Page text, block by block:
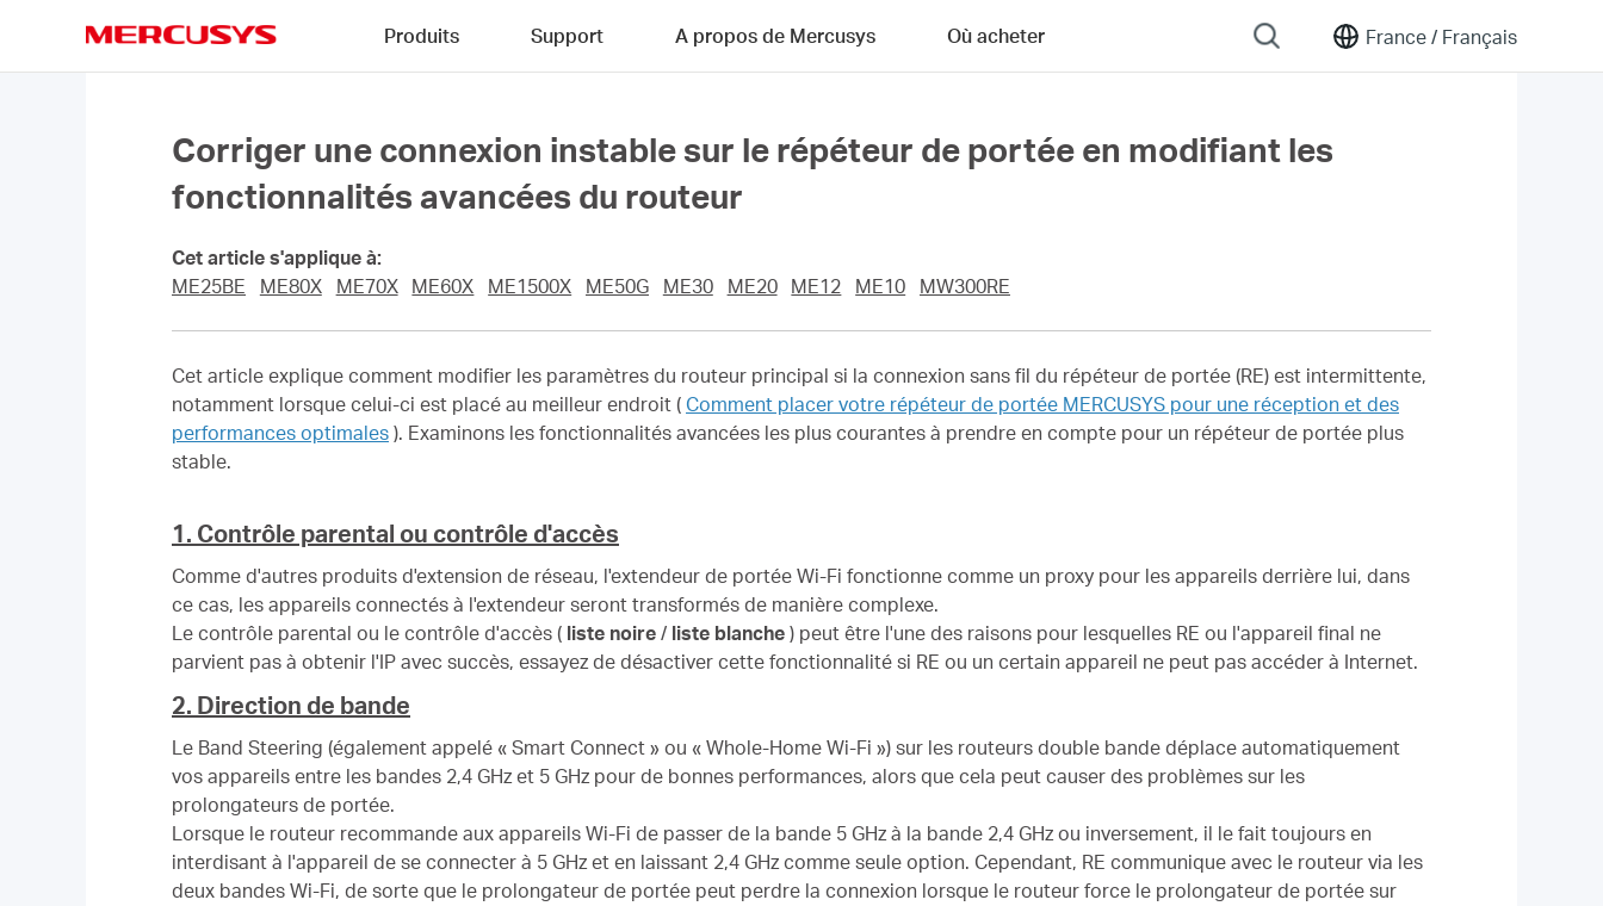
France / Français
Produits Support A propos de Mercusys Où acheter
Corriger une connexion instable sur le répéteur de portée en modifiant les
fonctionnalités avancées du routeur
Cet article s'applique à:
ME25BE
ME80X ME70X ME60X ME1500X ME50G ME30 ME20 ME12 ME10 MW300RE
Cet article explique comment modifier les paramètres du routeur principal si la connexion sans fil du répéteur de portée (RE) est intermittente,
notamment lorsque celui-ci est placé au meilleur endroit ( Comment placer votre répéteur de portée MERCUSYS pour une réception et des
performances optimales ). Examinons les fonctionnalités avancées les plus courantes à prendre en compte pour un répéteur de portée plus
stable.
1. Contrôle parental ou contrôle d'accès
Comme d'autres produits d'extension de réseau, l'extendeur de portée Wi-Fi fonctionne comme un proxy pour les appareils derrière lui, dans
ce cas, les appareils connectés à l'extendeur seront transformés de manière complexe.
Le contrôle parental ou le contrôle d'accès ( liste noire / liste blanche ) peut être l'une des raisons pour lesquelles RE ou l'appareil final ne
parvient pas à obtenir l'IP avec succès, essayez de désactiver cette fonctionnalité si RE ou un certain appareil ne peut pas accéder à Internet.
2. Direction de bande
Le Band Steering (également appelé « Smart Connect » ou « Whole-Home Wi-Fi ») sur les routeurs double bande déplace automatiquement
vos appareils entre les bandes 2,4 GHz et 5 GHz pour de bonnes performances, alors que cela peut causer des problèmes sur les
prolongateurs de portée.
Lorsque le routeur recommande aux appareils Wi-Fi de passer de la bande 5 GHz à la bande 2,4 GHz ou inversement, il le fait toujours en
interdisant à l'appareil de se connecter à 5 GHz et en laissant 2,4 GHz comme seule option. Cependant, RE communique avec le routeur via les
deux bandes Wi-Fi, de sorte que le prolongateur de portée peut perdre la connexion lorsque le routeur force le prolongateur de portée sur